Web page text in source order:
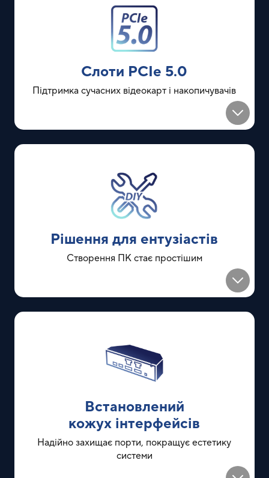
Слоти PCIe 5.0
Підтримка сучасних відеокарт і накопичувачів
Рішення для ентузіастів
Створення ПК стає простішим
Встановлений
кожух інтерфейсів
Надійно захищає порти, покращує естетику
системи